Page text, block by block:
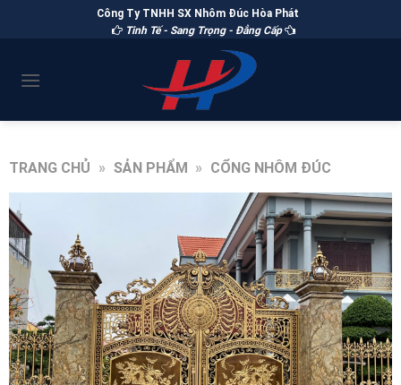
Công Ty TNHH SX Nhôm Đúc Hòa Phát
Tinh Tế - Sang Trọng - Đẳng Cấp
TRANG CHỦ » SẢN PHẨM » CỔNG NHÔM ĐÚC